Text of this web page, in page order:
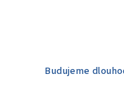
Budujeme